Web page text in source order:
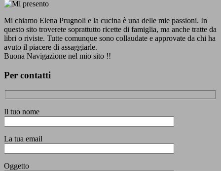
Mi chiamo Elena Prugnoli e la cucina è una delle mie passioni. In
questo sito troverete soprattutto ricette di famiglia, ma anche tratte da
libri o riviste. Tutte comunque sono collaudate e approvate da chi ha
avuto il piacere di assaggiarle.
Buona Navigazione nel mio sito !!
Per contatti
Il tuo nome
La tua email
Oggetto